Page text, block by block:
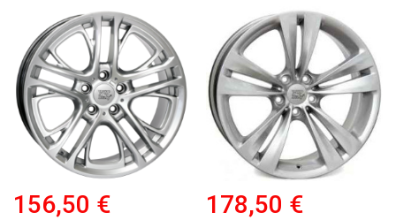
156,50 € 178,50 €